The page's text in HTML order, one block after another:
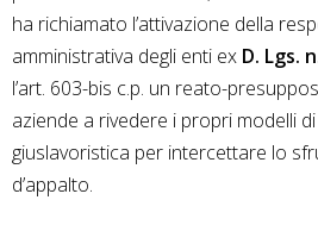
ha richiamato l’attivazione della
amministrativa degli enti ex D. Lgs.
l’art. 603-bis c.p. un reato-
aziende a rivedere i propri modelli
giuslavoristica per intercettare lo
d’appalto.